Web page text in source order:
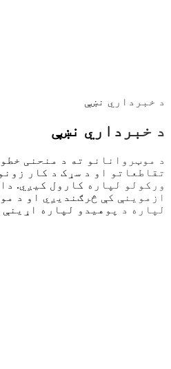
د خبرداري نښې
د خبرداري نښې
د موټروانانو ته د منحنی
تقاطعاتو او د سړک د کار
ورکولو لپاره کارول کیږي.
ازموینې کې څرګندیږي او د
لپاره د پوهیدو لپاره اړینې